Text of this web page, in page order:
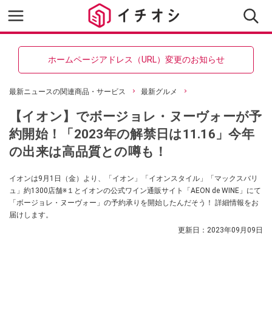
ホームページアドレス（URL）変更のお知らせ
最新ニュースの関連商品・サービス 最新グルメ
【イオン】でボージョレ・ヌーヴォーが予
約開始！「2023年の解禁日は11.16」今年
の出来は高品質との噂も！
イオンは9月1日（金）より、「イオン」「イオンスタイル」「マックスバリ
ュ」約1300店舗※１とイオンの公式ワイン通販サイト「AEON de WINE」にて
「ボージョレ・ヌーヴォー」の予約承りを開始したんだそう！ 詳細情報をお
届けします。
更新日： 2023年09月09日